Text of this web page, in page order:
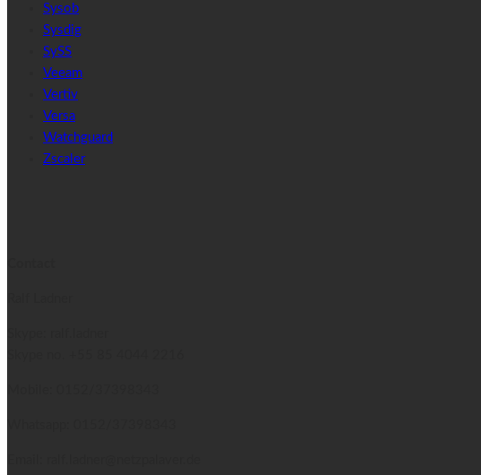
Sysob
Sysdig
SySS
Veeam
Vertiv
Versa
Watchguard
Zscaler